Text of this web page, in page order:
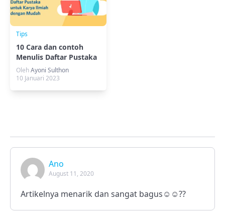
Tips
10 Cara dan contoh
Menulis Daftar Pustaka
Untuk Karya Ilmiah
OlehAyoni Sulthon
10 Januari 2023
Ano
August 11, 2020
Artikelnya menarik dan sangat bagus☺️☺️??